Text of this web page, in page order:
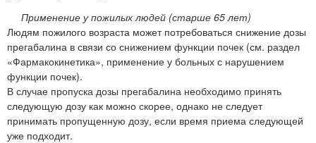
Применение у пожилых людей (старше 65 лет)
Людям пожилого возраста может потребоваться снижение дозы
прегабалина в связи со снижением функции почек (см. раздел
«Фармакокинетика», применение у больных с нарушением
функции почек).
В случае пропуска дозы прегабалина необходимо принять
следующую дозу как можно скорее, однако не следует
принимать пропущенную дозу, если время приема следующей
уже подходит.